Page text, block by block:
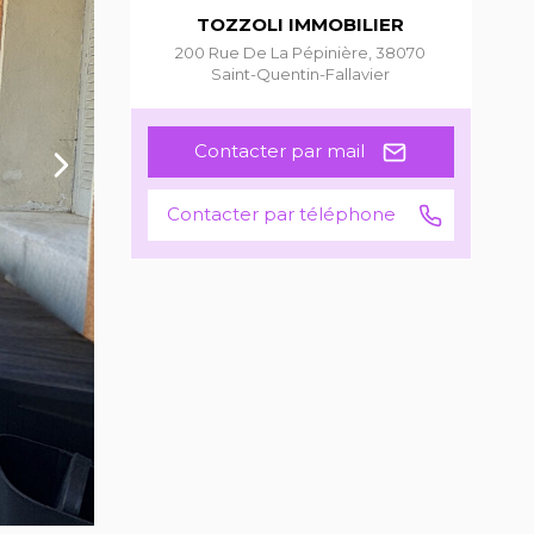
TOZZOLI IMMOBILIER
200 Rue De La Pépinière ,38070
Saint-Quentin-Fallavier
Contacter par mail
Contacter par téléphone